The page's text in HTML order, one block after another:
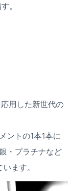
。
用した新世代の
ントの1本1本に
・プラチナなど
ます。